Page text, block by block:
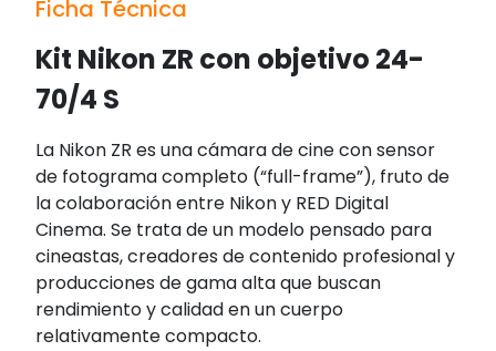
Ficha Técnica
Kit Nikon ZR con objetivo 24-
70/4 S
La Nikon ZR es una cámara de cine con sensor
de fotograma completo (“full-frame”), fruto de
la colaboración entre Nikon y RED Digital
Cinema. Se trata de un modelo pensado para
cineastas, creadores de contenido profesional y
producciones de gama alta que buscan
rendimiento y calidad en un cuerpo
relativamente compacto.